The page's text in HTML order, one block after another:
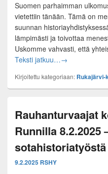
Suomen parhaimman
vietettiin tänään. Tämä on
suunnan
lämpimästi ja toivottaa
Uskomme vahvasti, että
Teksti jatkuu…Onnea Pielisen
→
Kirjoitettu kategoriaan: Rukajärvi-
Rauhanturvaajat
Runnilla 8.2.2025
sotahistoriatyöstä
9.2.2025 RSHY